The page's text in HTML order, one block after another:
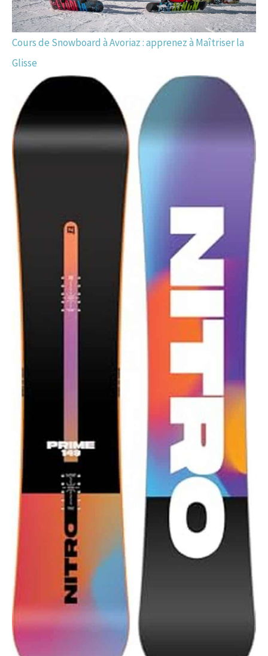
Cours de Snowboard à Avoriaz : apprenez à Maîtriser la
Glisse